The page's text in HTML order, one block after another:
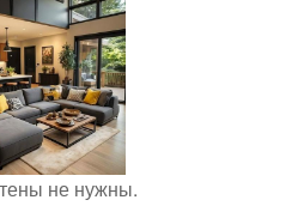
не нужны.